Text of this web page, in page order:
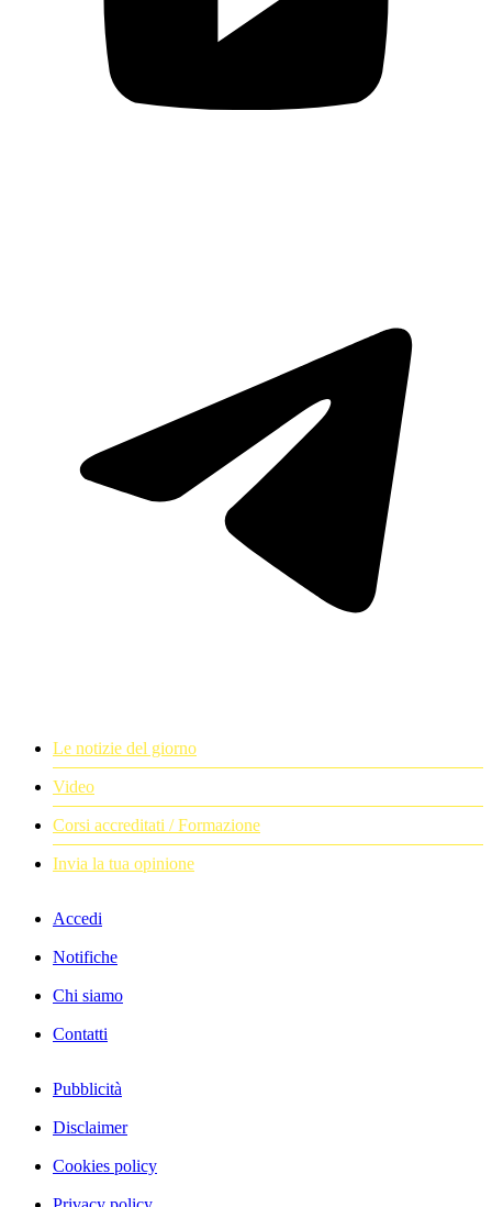
Le notizie del giorno
Video
Corsi accreditati / Formazione
Invia la tua opinione
Accedi
Notifiche
Chi siamo
Contatti
Pubblicità
Disclaimer
Cookies policy